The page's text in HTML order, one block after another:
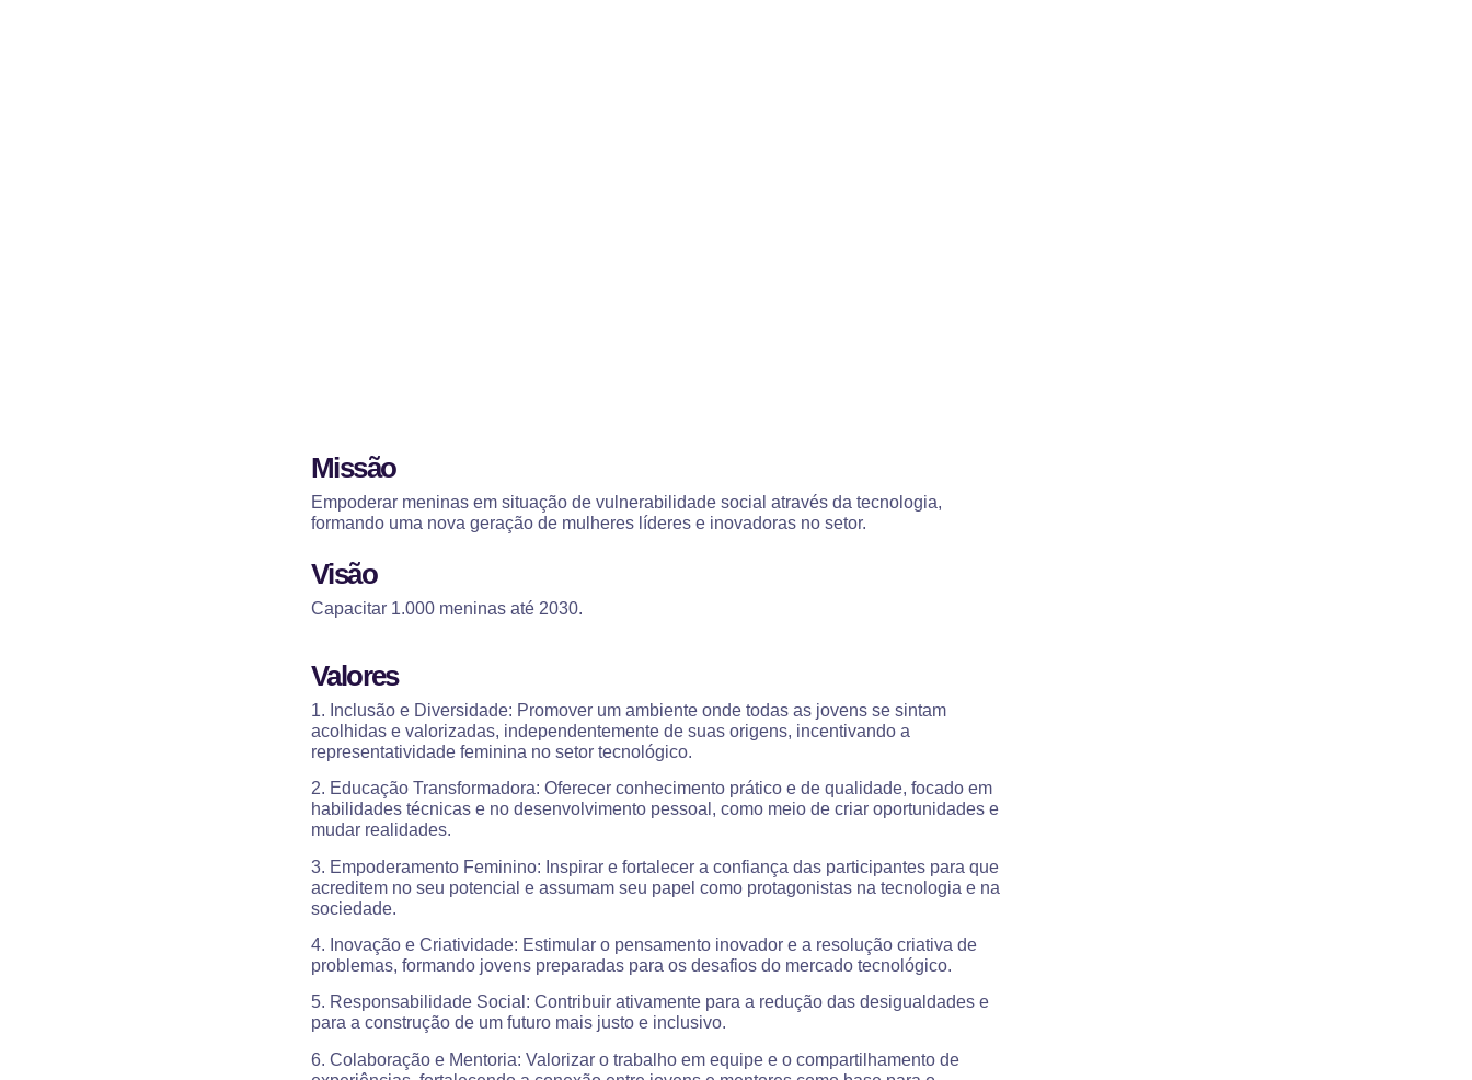
Missão
Empoderar meninas em situação de vulnerabilidade social através da tecnologia,
formando uma nova geração de mulheres líderes e inovadoras no setor.
Visão
Capacitar 1.000 meninas até 2030.
Valores
1. Inclusão e Diversidade: Promover um ambiente onde todas as jovens se sintam
acolhidas e valorizadas, independentemente de suas origens, incentivando a
representatividade feminina no setor tecnológico.
2. Educação Transformadora: Oferecer conhecimento prático e de qualidade, focado em
habilidades técnicas e no desenvolvimento pessoal, como meio de criar oportunidades e
mudar realidades.
3. Empoderamento Feminino: Inspirar e fortalecer a confiança das participantes para que
acreditem no seu potencial e assumam seu papel como protagonistas na tecnologia e na
sociedade.
4. Inovação e Criatividade: Estimular o pensamento inovador e a resolução criativa de
problemas, formando jovens preparadas para os desafios do mercado tecnológico.
5. Responsabilidade Social: Contribuir ativamente para a redução das desigualdades e
para a construção de um futuro mais justo e inclusivo.
6. Colaboração e Mentoria: Valorizar o trabalho em equipe e o compartilhamento de